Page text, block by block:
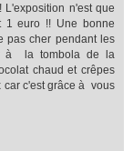
L'exposition n'est que
1 euro !! Une bonne
pas cher pendant les
à la tombola de la
chaud et crêpes
car c'est grâce à vous